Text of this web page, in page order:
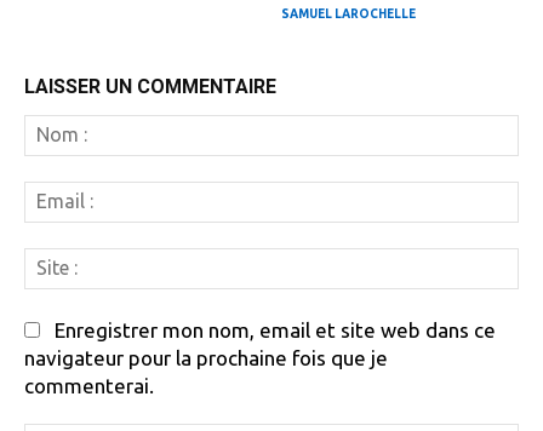
SAMUEL LAROCHELLE
LAISSER UN COMMENTAIRE
:
:
:
Enregistrer mon nom, email et site web dans ce
navigateur pour la prochaine fois que je
commenterai.